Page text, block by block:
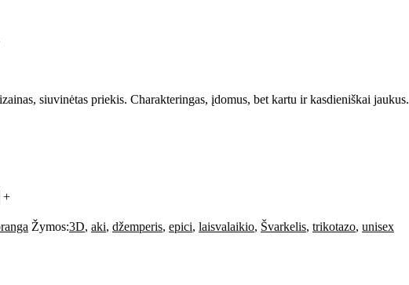
siuvinėtas priekis. Charakteringas, įdomus, bet kartu ir kasdieniškai jaukus.
+
Žymos:3D, aki, džemperis, epici, laisvalaikio, Švarkelis, trikotazo, unisex